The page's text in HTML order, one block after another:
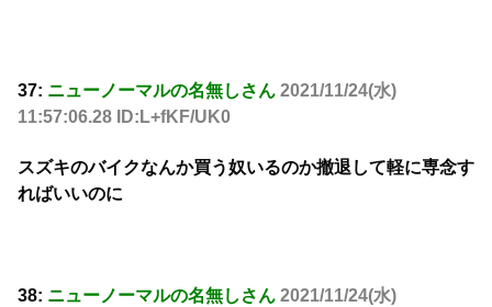
37: ニューノーマルの名無しさん 2021/11/24(水)
11:57:06.28 ID:L+fKF/UK0
スズキのバイクなんか買う奴いるのか撤退して軽に専念す
ればいいのに
38: ニューノーマルの名無しさん 2021/11/24(水)